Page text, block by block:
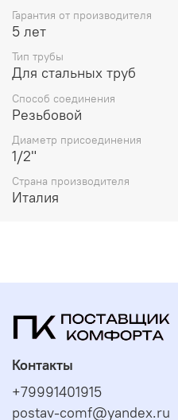
Гарантия от производителя
5 лет
Тип трубы
Для стальных труб
Способ соединения
Резьбовой
Диаметр присоединения
1/2"
Страна производителя
Италия
Контакты
+79991401915
postav-comf@yandex.ru